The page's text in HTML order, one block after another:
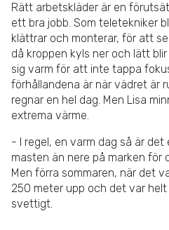
Rätt arbetskläder är en
ett bra jobb. Som teletekniker
klättrar och monterar, för att
då kroppen kyls ner och lätt
sig varm för att inte tappa
förhållandena är när vädret är
regnar en hel dag. Men Lisa
extrema värme.
- I regel, en varm dag så är
masten än nere på marken för
Men förra sommaren, när det
250 meter upp och det var
svettigt.